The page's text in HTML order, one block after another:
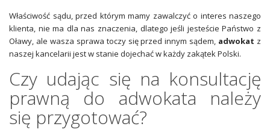
Właściwość sądu, przed którym mamy zawalczyć o interes naszego
klienta, nie ma dla nas znaczenia, dlatego jeśli jesteście Państwo z
Oławy, ale wasza sprawa toczy się przed innym sądem, adwokat z
naszej kancelarii jest w stanie dojechać w każdy zakątek Polski.
Czy udając się na konsultację
prawną do adwokata należy
się przygotować?